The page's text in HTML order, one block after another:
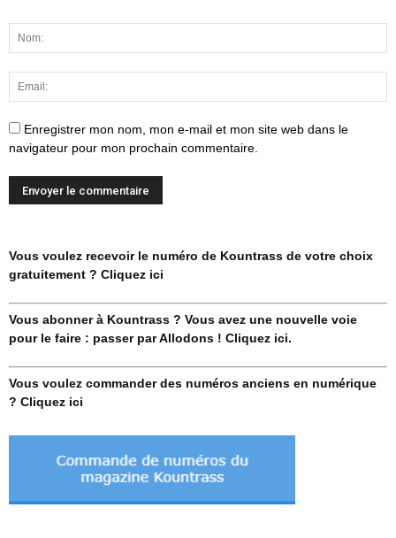
Enregistrer mon nom, mon e-mail et mon site web dans le
navigateur pour mon prochain commentaire.
Vous voulez recevoir le numéro de Kountrass de votre choix
gratuitement ? Cliquez ici
Vous abonner à Kountrass ? Vous avez une nouvelle voie
pour le faire : passer par Allodons ! Cliquez ici.
Vous voulez commander des numéros anciens en numérique
? Cliquez ici